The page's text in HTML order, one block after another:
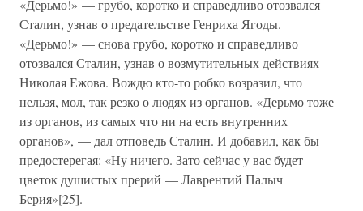
«Дерьмо!» — грубо, коротко и справедливо отозвался
Сталин, узнав о предательстве Генриха Ягоды.
«Дерьмо!» — снова грубо, коротко и справедливо
отозвался Сталин, узнав о возмутительных действиях
Николая Ежова. Вождю кто-то робко возразил, что
нельзя, мол, так резко о людях из органов. «Дерьмо тоже
из органов, из самых что ни на есть внутренних
органов», — дал отповедь Сталин. И добавил, как бы
предостерегая: «Ну ничего. Зато сейчас у вас будет
цветок душистых прерий — Лаврентий Палыч
Берия»[25].